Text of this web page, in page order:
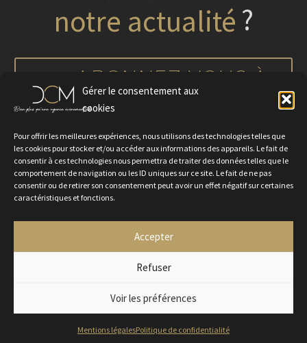
Gérer le consentement aux
cookies
Pour offrir les meilleures expériences, nous utilisons des technologies telles que
les cookies pour stocker et/ou accéder aux informations des appareils. Le fait de
consentir à ces technologies nous permettra de traiter des données telles que le
comportement de navigation ou les ID uniques sur ce site. Le fait de ne pas
consentir ou de retirer son consentement peut avoir un effet négatif sur certaines
caractéristiques et fonctions.
Accepter
Refuser
Voir les préférences
Mentions légalesPolitique de confidentialité
notre actualité
nos projets ?
ABONNEZ-VOUS À
NOTRE NEWSLETTER
Mentions légales
Rejoignez-nous
2024 © Agence DCM